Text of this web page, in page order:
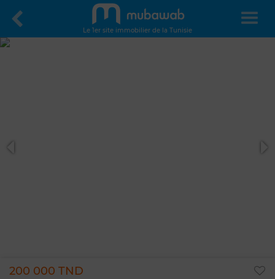
Le 1er site immobilier de la Tunisie
200 000 TND